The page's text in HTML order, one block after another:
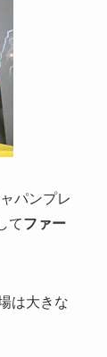
パンプレ
てファー
は大きな